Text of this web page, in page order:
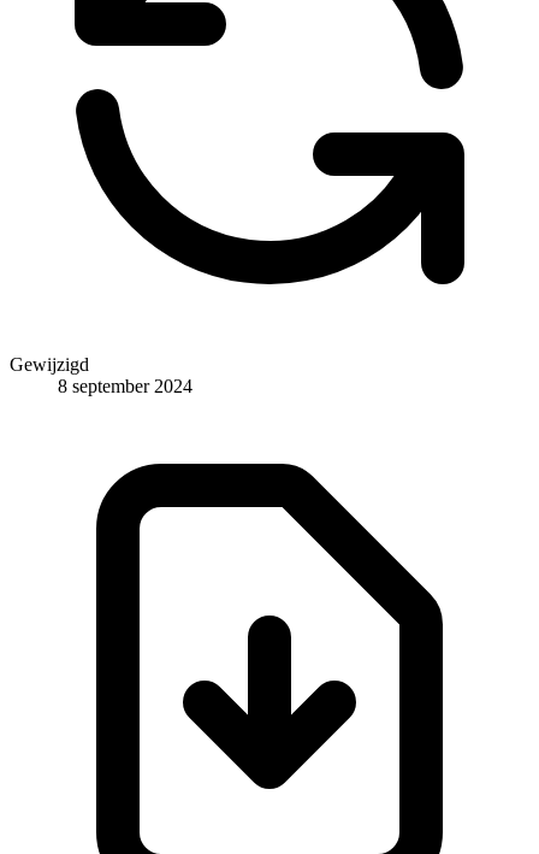
Gewijzigd
8 september 2024